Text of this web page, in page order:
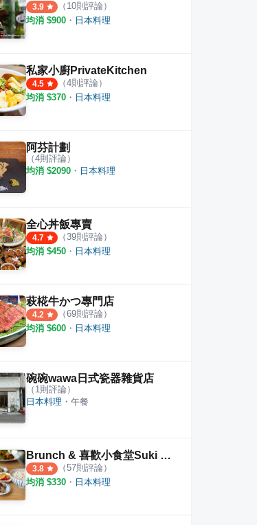
ょうり 裕誠參店
3.9 （ 10則評論）
均消 $900 ・ 日本料理
私家小廚PrivateKitchen
4.5 （4則評論）
均消 $370 ・ 日本料理
阿芬計劃
（4則評論）
均消 $2090 ・ 日本料理
全心丼飯專賣
4.7 （39則評論）
均消 $450 ・ 日本料理
萩椛牛かつ專門店
4.2 （69則評論）
均消 $600 ・ 日本料理
碗碗wawa日式瓷器雜貨店
（ 1 則評論）
日本料理 ・ 午餐
Brunch & 喜歡小食堂Suki Syokudou
3.8 （57則評論）
均消 $330 ・ 日本料理